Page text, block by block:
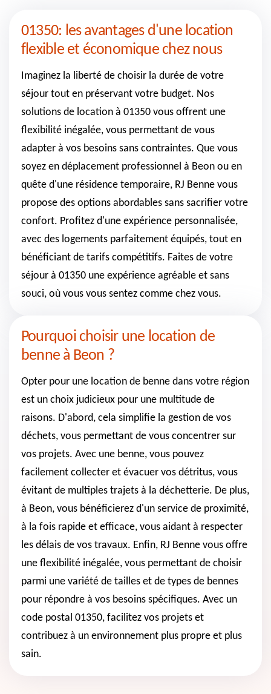
01350: les avantages d'une location
flexible et économique chez nous
Imaginez la liberté de choisir la durée de votre
séjour tout en préservant votre budget. Nos
solutions de location à 01350 vous offrent une
flexibilité inégalée, vous permettant de vous
adapter à vos besoins sans contraintes. Que vous
soyez en déplacement professionnel à Beon ou en
quête d'une résidence temporaire, RJ Benne vous
propose des options abordables sans sacrifier votre
confort. Profitez d'une expérience personnalisée,
avec des logements parfaitement équipés, tout en
bénéficiant de tarifs compétitifs. Faites de votre
séjour à 01350 une expérience agréable et sans
souci, où vous vous sentez comme chez vous.
Pourquoi choisir une location de
benne à Beon ?
Opter pour une location de benne dans votre région
est un choix judicieux pour une multitude de
raisons. D'abord, cela simplifie la gestion de vos
déchets, vous permettant de vous concentrer sur
vos projets. Avec une benne, vous pouvez
facilement collecter et évacuer vos détritus, vous
évitant de multiples trajets à la déchetterie. De plus,
à Beon, vous bénéficierez d'un service de proximité,
à la fois rapide et efficace, vous aidant à respecter
les délais de vos travaux. Enfin, RJ Benne vous offre
une flexibilité inégalée, vous permettant de choisir
parmi une variété de tailles et de types de bennes
pour répondre à vos besoins spécifiques. Avec un
code postal 01350, facilitez vos projets et
contribuez à un environnement plus propre et plus
sain.